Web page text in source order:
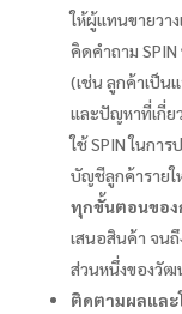
ให้ผู้แทนขายวา
คิดคำถาม
(เช่น ลูกค้าเป็น
และปัญหาที่เกี่ย
ใช้ SPIN ในกา
บัญชีลูกค้ารายใ
ทุกขั้นตอนของ
เสนอสินค้า จน
ส่วนหนึ่งของวัฒ
ติดตามผลและ